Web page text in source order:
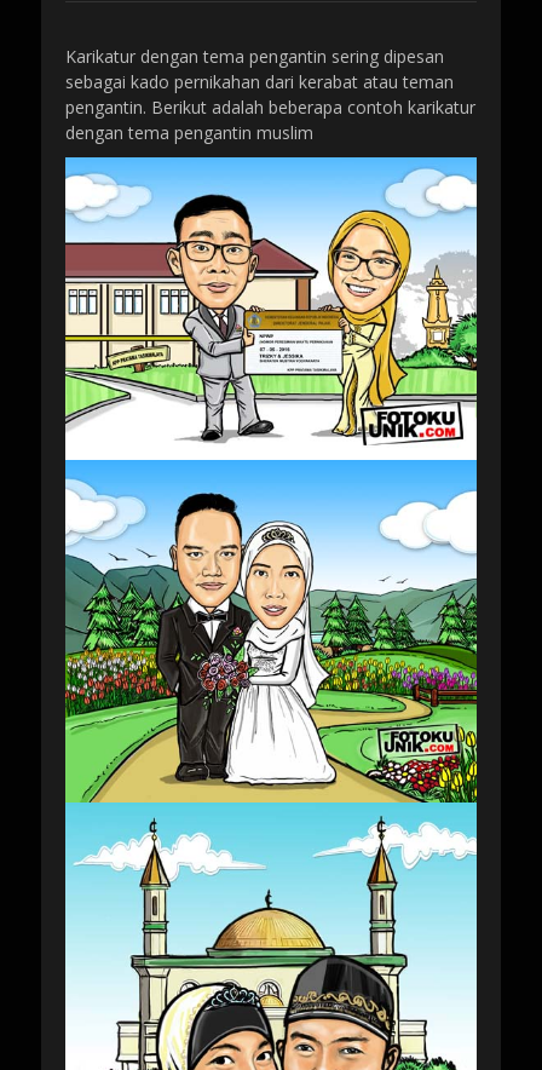
Karikatur dengan tema pengantin sering dipesan
sebagai kado pernikahan dari kerabat atau teman
pengantin. Berikut adalah beberapa contoh karikatur
dengan tema pengantin muslim